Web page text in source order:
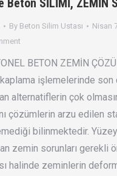
Beton SİLİMİ, ZEMİN
By Beton Silim Ustası
Nisan
BETON ZEMİN
işlemelerinde son
alternatiflerin çok
çözümlerin arzu edilen
bilinmektedir.
zemin sorunları gerekli
halinde zeminlerin